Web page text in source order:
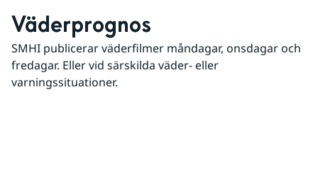
Väderprognos
SMHI publicerar väderfilmer måndagar, onsdagar och
fredagar. Eller vid särskilda väder- eller
varningssituationer.